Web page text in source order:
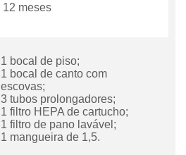
12 meses
1 bocal de piso;
1 bocal de canto com
escovas;
3 tubos prolongadores;
1 filtro HEPA de cartucho;
1 filtro de pano lavável;
1 mangueira de 1,5.